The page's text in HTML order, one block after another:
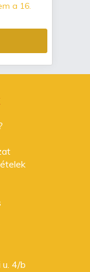
a 16.
4/b